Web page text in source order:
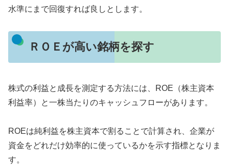
水準にまで回復すれば良しとします。
ＲＯＥが高い銘柄を探す
株式の利益と成長を測定する方法には、ROE（株主資本
利益率）と一株当たりのキャッシュフローがあります。
ROEは純利益を株主資本で割ることで計算され、企業が
資金をどれだけ効率的に使っているかを示す指標となりま
す。